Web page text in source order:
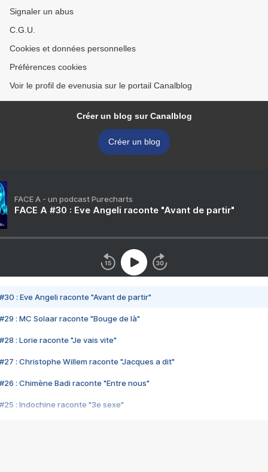
Signaler un abus
C.G.U.
Cookies et données personnelles
Préférences cookies
Voir le profil de evenusia sur le portail Canalblog
Créer un blog sur Canalblog
Créer un blog
FACE A - un podcast Purecharts
FACE A #30 : Eve Angeli raconte "Avant de partir"
#30 : Eve Angeli raconte "Avant de partir"
#29 : MC Solaar raconte "Bouge de là"
#28 : Lorie raconte "Je vais vite"
#27 : Christophe Willem raconte "Jacques a dit"
#26 : Chimène Badi raconte "Entre nous"
#25 : Indochine raconte "3e sexe"